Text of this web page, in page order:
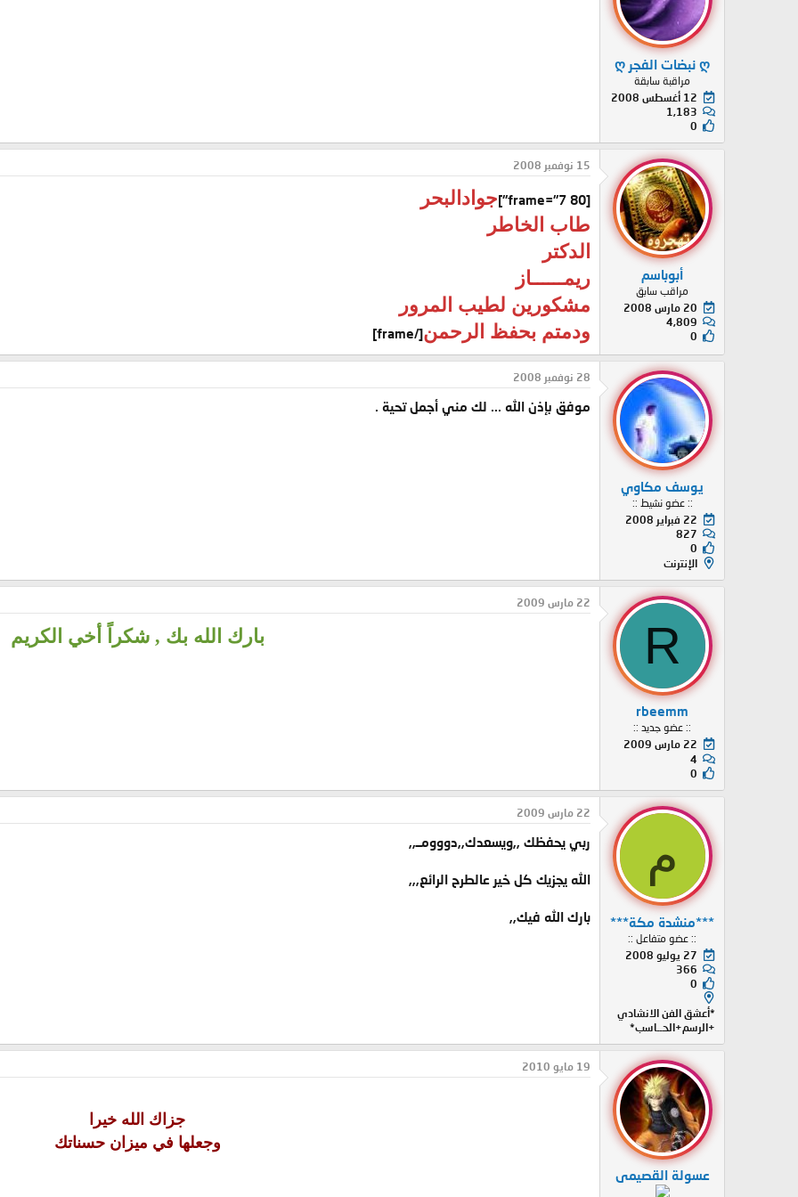
ღ نبضات الفجر ღ
مراقبة سابقة
12 أغسطس 2008
1,183
0
أبوباسم
مراقب سابق
20 مارس 2008
4,809
0
15 نوفمبر 2008
[frame="7 80"]
جوادالبحر
طاب الخاطر
الدكتر
ريمــــــاز
مشكورين لطيب المرور
ودمتم بحفظ الرحمن[/frame]
يوسف مكاوي
:: عضو نشيط ::
22 فبراير 2008
827
0
الإنترنت
28 نوفمبر 2008
موفق بإذن الله ... لك مني أجمل تحية .
R
rbeemm
:: عضو جديد ::
22 مارس 2009
4
0
22 مارس 2009
بارك الله بك , شكراً أخي الكريم
م
***منشدة مكة***
:: عضو متفاعل ::
27 يوليو 2008
366
0
*أعشق الفن الانشادي
+الرسم+الحــاسب*
22 مارس 2009
ربي يحفظك ,,ويسعدك,,دووومــ,,
الله يجزيك كل خير عالطرح الرائع,,,
بارك الله فيك,,
عسولة القصيمى
19 مايو 2010
جزاك الله خيرا
وجعلها في ميزان حسناتك